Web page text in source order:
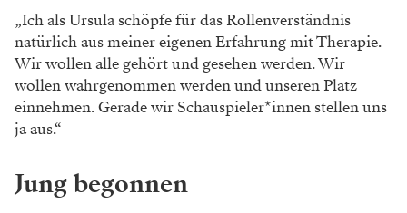
„Ich als Ursula schöpfe für das Rollenverständnis
natürlich aus meiner eigenen Erfahrung mit Therapie.
Wir wollen alle gehört und gesehen werden. Wir
wollen wahrgenommen werden und unseren Platz
einnehmen. Gerade wir Schauspieler*innen stellen uns
ja aus.“
Jung begonnen